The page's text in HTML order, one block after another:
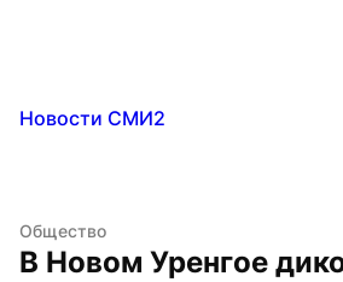
Новости СМИ2
Общество
В Новом Уренгое